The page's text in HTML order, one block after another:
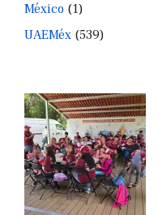
México (1)
UAEMéx (539)